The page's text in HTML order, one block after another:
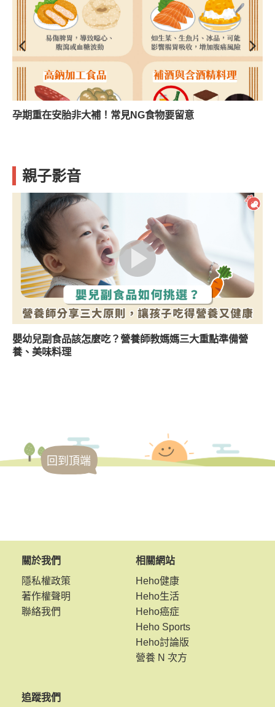
孕期重在安胎非大補！常見NG食物要留意
親子影音
嬰幼兒副食品該怎麼吃？營養師教媽媽三大重點準備營
養、美味料理
回到頂端
關於我們
隱私權政策
著作權聲明
聯絡我們
相關網站
Heho健康
Heho生活
Heho癌症
Heho Sports
Heho討論版
營養 N 次方
追蹤我們